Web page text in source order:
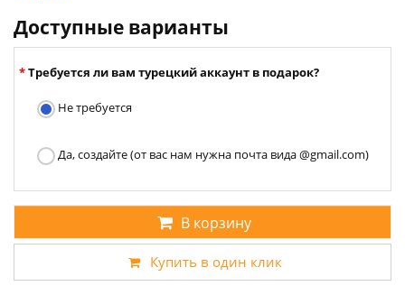
Доступные варианты
Требуется ли вам турецкий аккаунт в подарок?
Не требуется
Да, создайте (от вас нам нужна почта вида @gmail.com)
В корзину
Купить в один клик